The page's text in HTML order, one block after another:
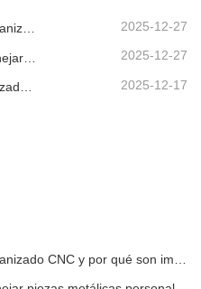
¿Qué son las tolerancias de mecanizado CNC y por qué son importantes? 2025-12-27
2025-12-27
2025-12-17
¿Qué son las tolerancias de mecanizado CNC y por qué son importantes?